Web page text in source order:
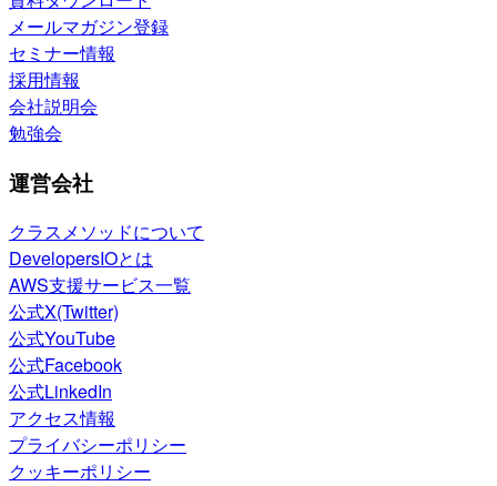
メールマガジン登録
セミナー情報
採用情報
会社説明会
勉強会
運営会社
クラスメソッドについて
DevelopersIOとは
AWS支援サービス一覧
公式X(Twitter)
公式YouTube
公式Facebook
公式LinkedIn
アクセス情報
プライバシーポリシー
クッキーポリシー